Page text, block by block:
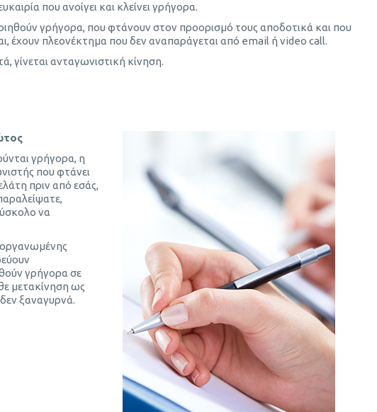
που ανοίγει και κλείνει γρήγορα.
γρήγορα, που φτάνουν στον προορισμό τους αποδοτικά και που
έχουν πλεονέκτημα που δεν αναπαράγεται από email ή video call.
γίνεται ανταγωνιστική κίνηση.
γρήγορα, η
που φτάνει
πριν από εσάς,
να
οργανωμένης
γρήγορα σε
μετακίνηση ως
ξαναγυρνά.